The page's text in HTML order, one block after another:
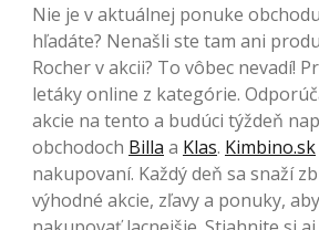
Nie je v aktuálnej ponuke
hľadáte? Nenašli ste tam ani
Rocher v akcii? To vôbec nevadí!
letáky online z kategórie.
akcie na tento a budúci týždeň
obchodoch Billa a Klas. Kimbino.sk
nakupovaní. Každý deň sa snaží
výhodné akcie, zľavy a ponuky,